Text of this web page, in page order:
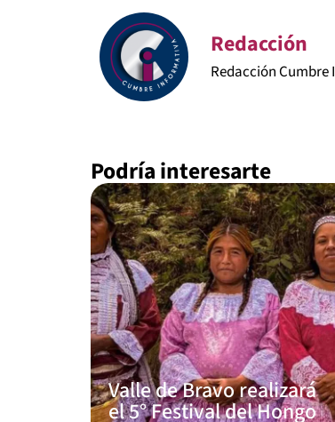
Redacción
Redacción
Podría interesarte
Valle de Bravo realizará
el 5° Festival del Hongo